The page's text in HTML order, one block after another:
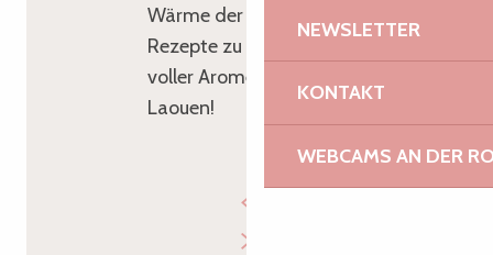
NEWSLETTER
KONTAKT
WEBCAMS AN DER
Wärme der bretonischen
Rezepte zu einem Silvesterabend
voller Aromen verführen. Nedeleg
Laouen!